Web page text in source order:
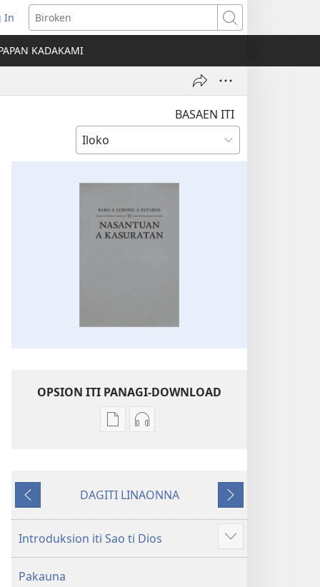
In
Biroken
KADAKAMI
BASAEN ITI
OPSION ITI PANAGI-DOWNLOAD
Dagiti
download
publikasion
Baro
Dagiti
download
audio
recording
Napalabas
DAGITI LINAONNA
Sumaruno
Introduksion iti Sao ti Dios
Ipakita
ti
Pakauna